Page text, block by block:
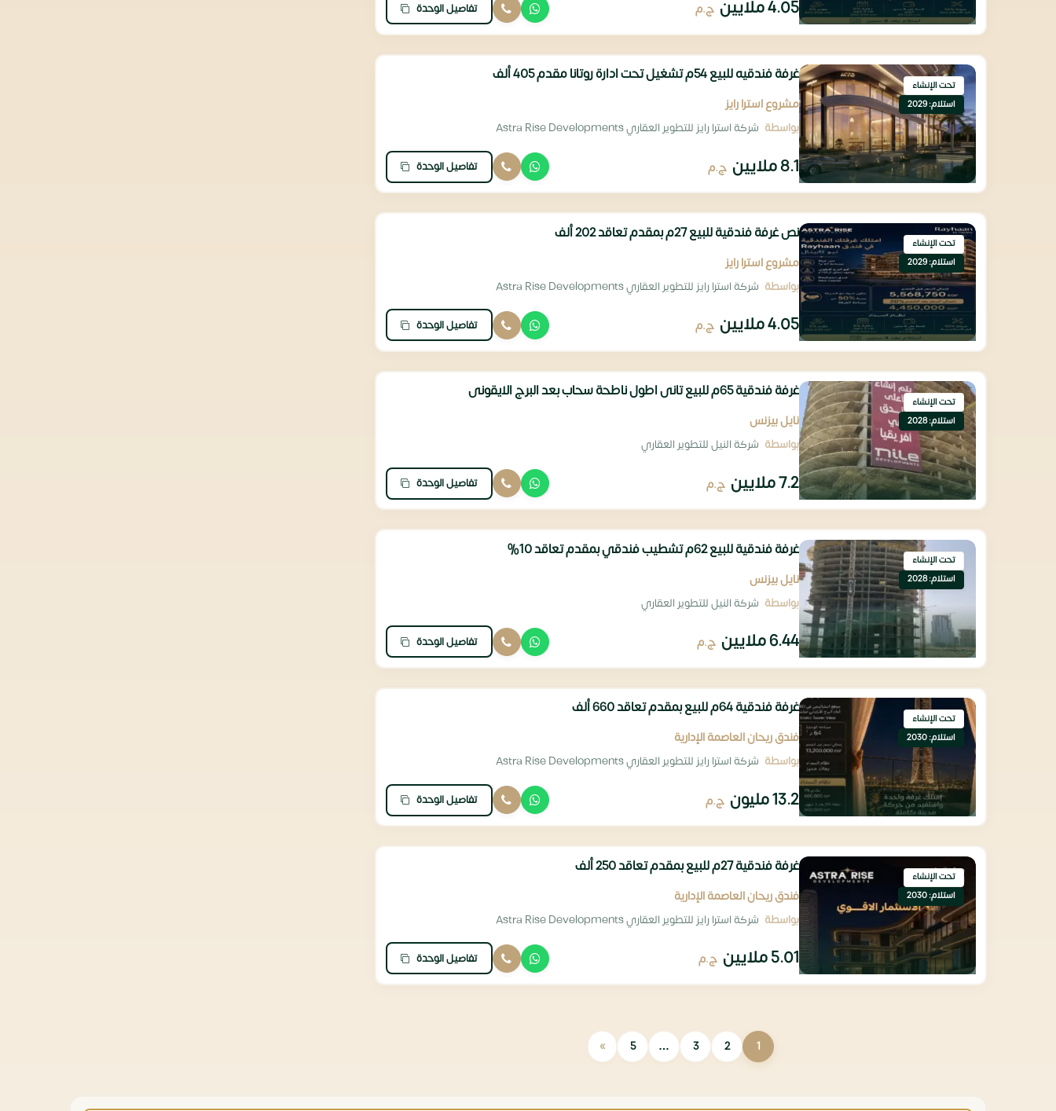
4.05 ملايين ج.م تفاصيل الوحدة
تحت الإنشاء
استلام: 2029
غرفة فندقيه للبيع 54م تشغيل تحت ادارة روتانا مقدم 405 ألف
مشروع استرا رايز
بواسطة شركة استرا رايز للتطوير العقاري Astra Rise Developments
8.1 ملايين ج.م تفاصيل الوحدة
تحت الإنشاء
استلام: 2029
نص غرفة فندقية للبيع 27م بمقدم تعاقد 202 ألف
مشروع استرا رايز
بواسطة شركة استرا رايز للتطوير العقاري Astra Rise Developments
4.05 ملايين ج.م تفاصيل الوحدة
تحت الإنشاء
استلام: 2028
غرفة فندقية 65م للبيع تانى اطول ناطحة سحاب بعد البرج الايقونى
نايل بيزنس
بواسطة شركة النيل للتطوير العقاري
7.2 ملايين ج.م تفاصيل الوحدة
تحت الإنشاء
استلام: 2028
غرفة فندقية للبيع 62م تشطيب فندقي بمقدم تعاقد 10%
نايل بيزنس
بواسطة شركة النيل للتطوير العقاري
6.44 ملايين ج.م تفاصيل الوحدة
تحت الإنشاء
استلام: 2030
غرفة فندقية 64م للبيع بمقدم تعاقد 660 ألف
فندق ريحان العاصمة الإدارية
بواسطة شركة استرا رايز للتطوير العقاري Astra Rise Developments
13.2 مليون ج.م تفاصيل الوحدة
تحت الإنشاء
استلام: 2030
غرفة فندقية 27م للبيع بمقدم تعاقد 250 ألف
فندق ريحان العاصمة الإدارية
بواسطة شركة استرا رايز للتطوير العقاري Astra Rise Developments
5.01 ملايين ج.م تفاصيل الوحدة
1
2
3
…
5
»